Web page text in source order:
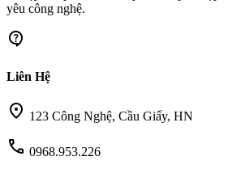
yêu công nghệ.
contact_support
Liên Hệ
location_on 123 Công Nghệ, Cầu Giấy, HN
call 0968.953.226